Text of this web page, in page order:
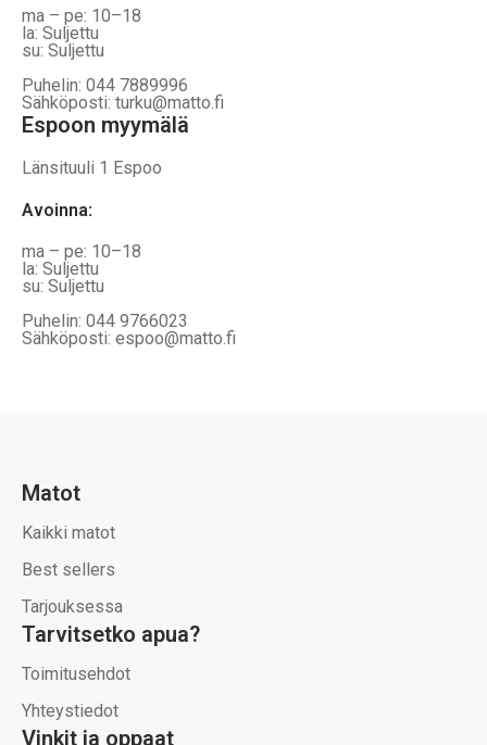
ma – pe: 10–18
la: Suljettu
su: Suljettu
Puhelin: 044 7889996
Sähköposti: turku@matto.fi
Espoon myymälä
Länsituuli 1 Espoo
Avoinna:
ma – pe: 10–18
la: Suljettu
su: Suljettu
Puhelin: 044 9766023
Sähköposti: espoo@matto.fi
Matot
Kaikki matot
Best sellers
Tarjouksessa
Tarvitsetko apua?
Toimitusehdot
Yhteystiedot
Vinkit ja oppaat